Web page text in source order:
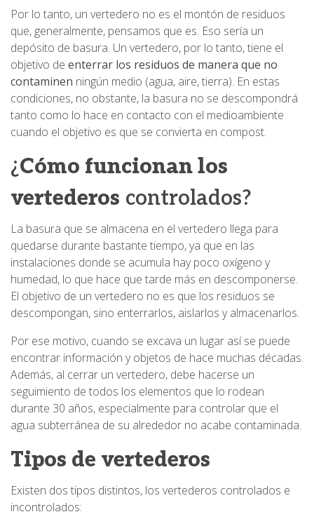
Por lo tanto, un vertedero no es el montón de residuos
que, generalmente, pensamos que es. Eso sería un
depósito de basura. Un vertedero, por lo tanto, tiene el
objetivo de enterrar los residuos de manera que no
contaminen ningún medio (agua, aire, tierra). En estas
condiciones, no obstante, la basura no se descompondrá
tanto como lo hace en contacto con el medioambiente
cuando el objetivo es que se convierta en compost.
¿Cómo funcionan los
vertederos controlados?
La basura que se almacena en el vertedero llega para
quedarse durante bastante tiempo, ya que en las
instalaciones donde se acumula hay poco oxígeno y
humedad, lo que hace que tarde más en descomponerse.
El objetivo de un vertedero no es que los residuos se
descompongan, sino enterrarlos, aislarlos y almacenarlos.
Por ese motivo, cuando se excava un lugar así se puede
encontrar información y objetos de hace muchas décadas.
Además, al cerrar un vertedero, debe hacerse un
seguimiento de todos los elementos que lo rodean
durante 30 años, especialmente para controlar que el
agua subterránea de su alrededor no acabe contaminada.
Tipos de vertederos
Existen dos tipos distintos, los vertederos controlados e
incontrolados: